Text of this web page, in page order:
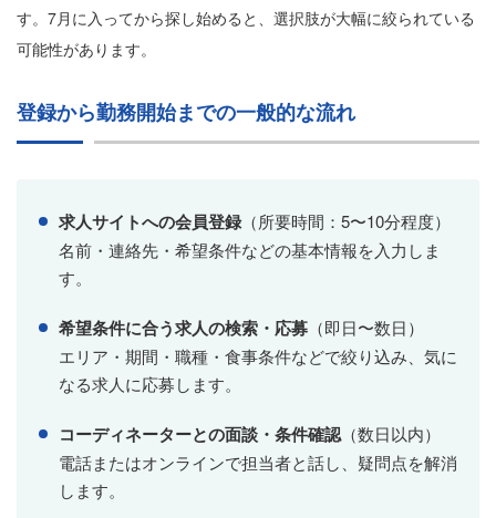
す。7月に入ってから探し始めると、選択肢が大幅に絞られている
可能性があります。
登録から勤務開始までの一般的な流れ
求人サイトへの会員登録（所要時間：5〜10分程度）
名前・連絡先・希望条件などの基本情報を入力しま
す。
希望条件に合う求人の検索・応募 （即日〜数日）
エリア・期間・職種・食事条件などで絞り込み、気に
なる求人に応募します。
コーディネーターとの面談・条件確認 （数日以内）
電話またはオンラインで担当者と話し、疑問点を解消
します。